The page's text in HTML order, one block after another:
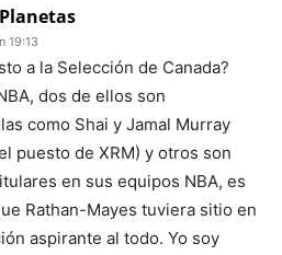
19:13
a la Selección de Canada?
dos de ellos son
como Shai y Jamal Murray
puesto de XRM) y otros son
en sus equipos NBA, es
Rathan-Mayes tuviera sitio en
aspirante al todo. Yo soy